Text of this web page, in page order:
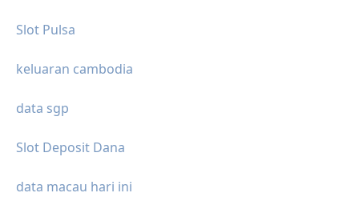
Slot Pulsa
keluaran cambodia
data sgp
Slot Deposit Dana
data macau hari ini